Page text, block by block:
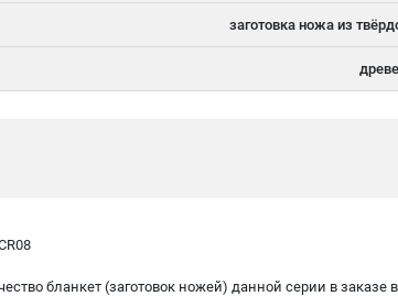
заготовка ножа из
бланкет (заготовок ножей) данной серии в